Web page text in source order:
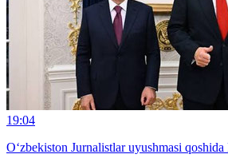
19:04
O‘zbekiston Jurnalistlar uyushmasi